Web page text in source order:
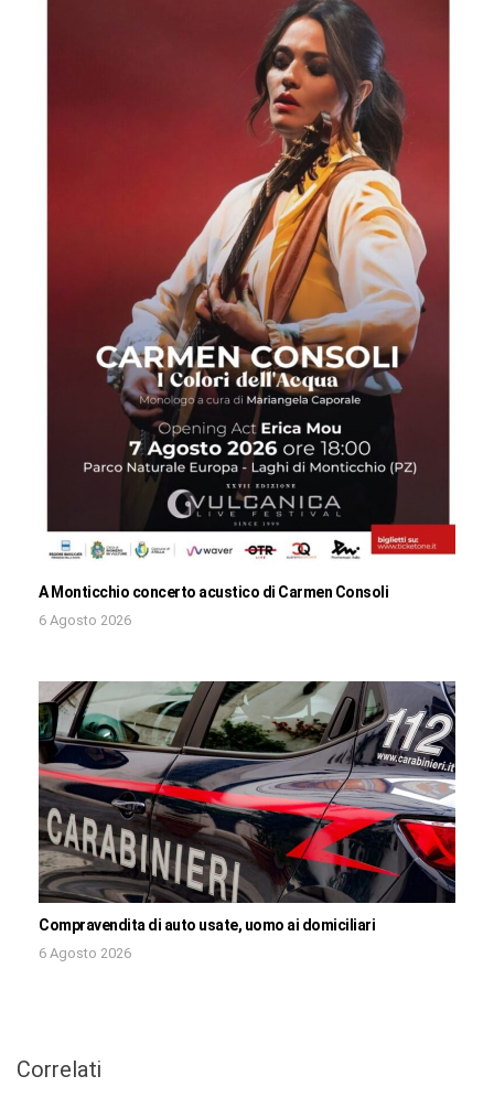
A Monticchio concerto acustico di Carmen Consoli
6 Agosto 2026
Compravendita di auto usate, uomo ai domiciliari
6 Agosto 2026
Correlati